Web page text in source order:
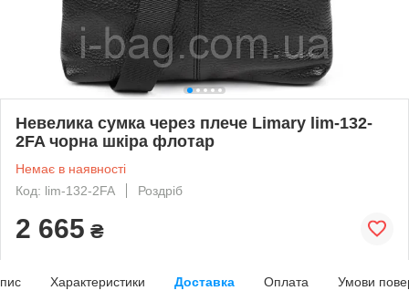
Невелика сумка через плече Limary lim-132-
2FA чорна шкіра флотар
Немає в наявності
Код: lim-132-2FA
Роздріб
2 665 ₴
Характеристики Доставка Оплата Умови